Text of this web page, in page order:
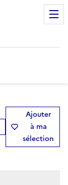
Ajouter
à ma
sélection